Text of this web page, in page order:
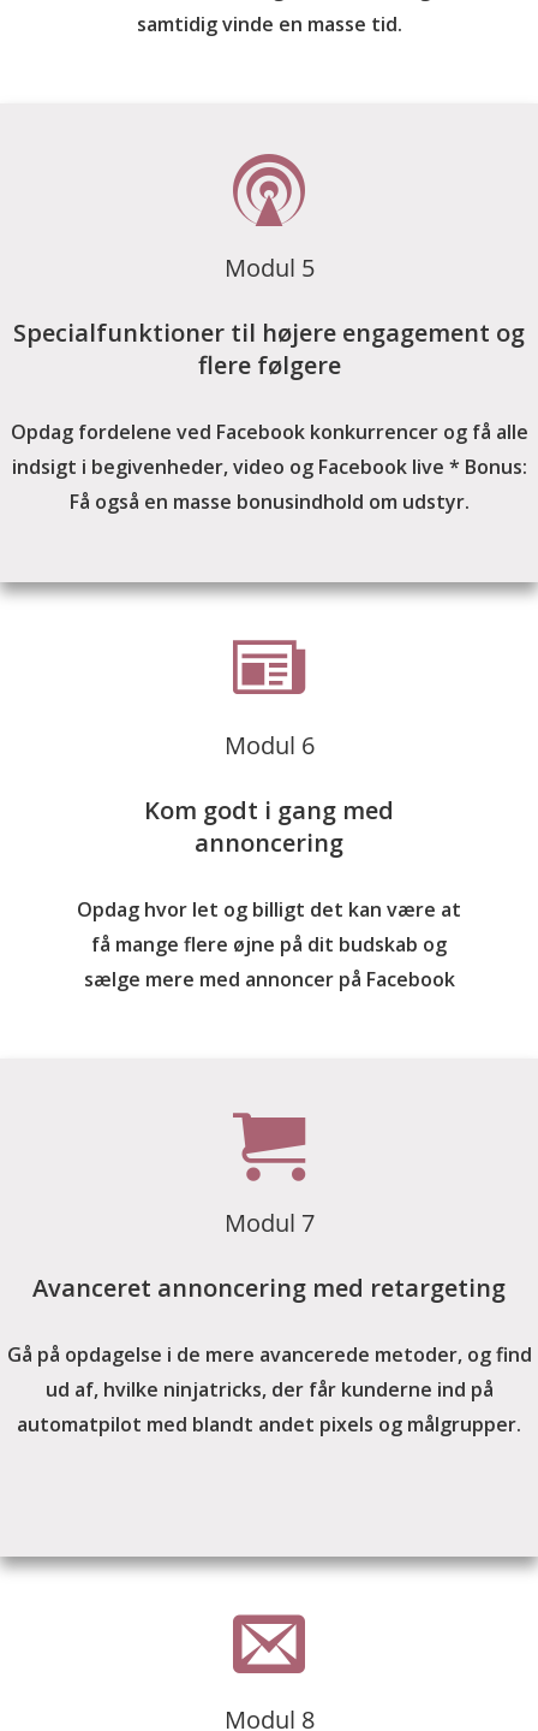
samtidig vinde en masse tid.
Modul 5
Specialfunktioner til højere engagement og
flere følgere
Opdag fordelene ved Facebook konkurrencer og få alle
indsigt i begivenheder, video og Facebook live * Bonus:
Få også en masse bonusindhold om udstyr.
Modul 6
Kom godt i gang med
annoncering
Opdag hvor let og billigt det kan være at
få mange flere øjne på dit budskab og
sælge mere med annoncer på Facebook
Modul 7
Avanceret annoncering med retargeting
Gå på opdagelse i de mere avancerede metoder, og find
ud af, hvilke ninjatricks, der får kunderne ind på
automatpilot med blandt andet pixels og målgrupper.
Modul 8